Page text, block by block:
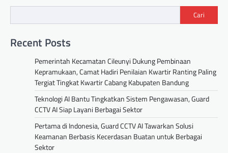
Cari
Recent Posts
Pemerintah Kecamatan Cileunyi Dukung Pembinaan
Kepramukaan, Camat Hadiri Penilaian Kwartir Ranting Paling
Tergiat Tingkat Kwartir Cabang Kabupaten Bandung
Teknologi AI Bantu Tingkatkan Sistem Pengawasan, Guard
CCTV AI Siap Layani Berbagai Sektor
Pertama di Indonesia, Guard CCTV AI Tawarkan Solusi
Keamanan Berbasis Kecerdasan Buatan untuk Berbagai
Sektor